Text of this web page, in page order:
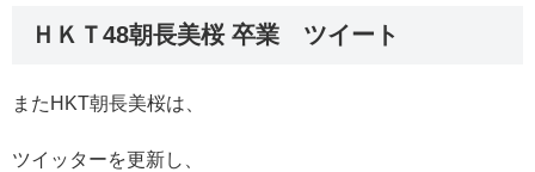
ＨＫＴ48朝長美桜 卒業 ツイート
またHKT朝長美桜は、
ツイッターを更新し、